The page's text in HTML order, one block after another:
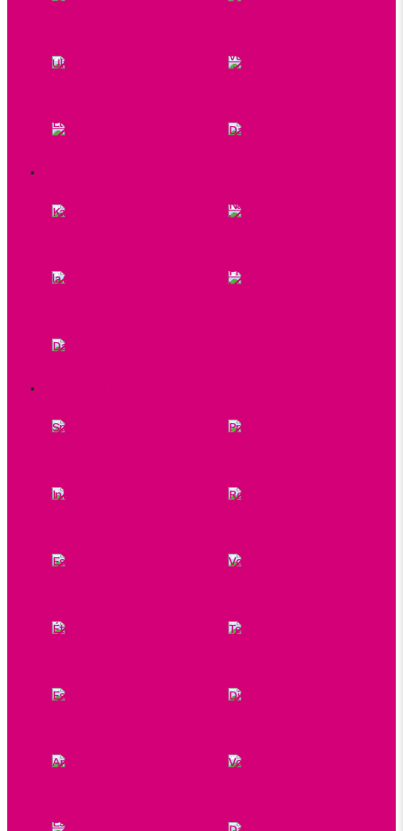
difuzérov
Ultrasonické difuzéry
Vône do ultrasonických
difuzérov a zvlhčovačov
Elektrické difuzéry do
auta
Darčekové sady
Katalytické lampy
Náplne do katalytickej
lampy
lampy s esenciálnymi
Príslušenstvo pre
katalytické lampy
Darčekové sady
Spreje na spanie Prírodné osviežovače
Inhalátory Roll-ony
Esenciálne oleje Vonné oleje
Éterické oleje Terapeutické sviečky
Esenciálne oleje pre deti Difuzéry na oleje
Aróma lampy Vosk do aróma lampy
Esenciálne oleje proti